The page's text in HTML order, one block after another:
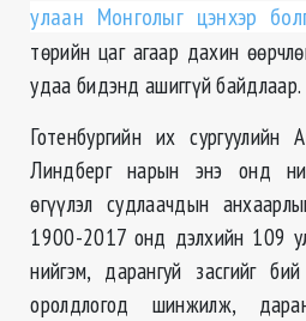
улаан Монголыг цэнхэр
төрийн цаг агаар дахин
удаа бидэнд ашиггүй байдлаар.
Готенбургийн их
Линдберг нарын энэ онд
өгүүлэл судлаачдын
1900-2017 онд дэлхийн 109
нийгэм, дарангуй засгийг
оролдлогод шинжилж,